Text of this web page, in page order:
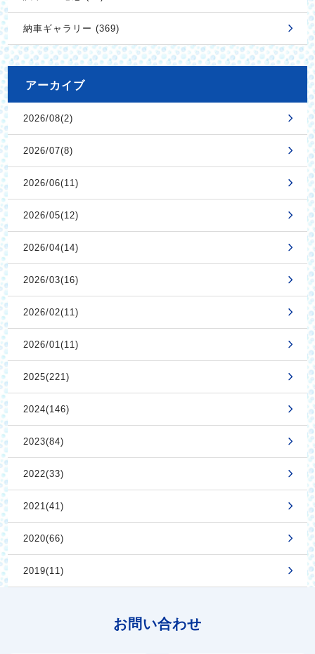
納車ギャラリー (369)
アーカイブ
2026/08(2)
2026/07(8)
2026/06(11)
2026/05(12)
2026/04(14)
2026/03(16)
2026/02(11)
2026/01(11)
2025(221)
2024(146)
2023(84)
2022(33)
2021(41)
2020(66)
2019(11)
お問い合わせ